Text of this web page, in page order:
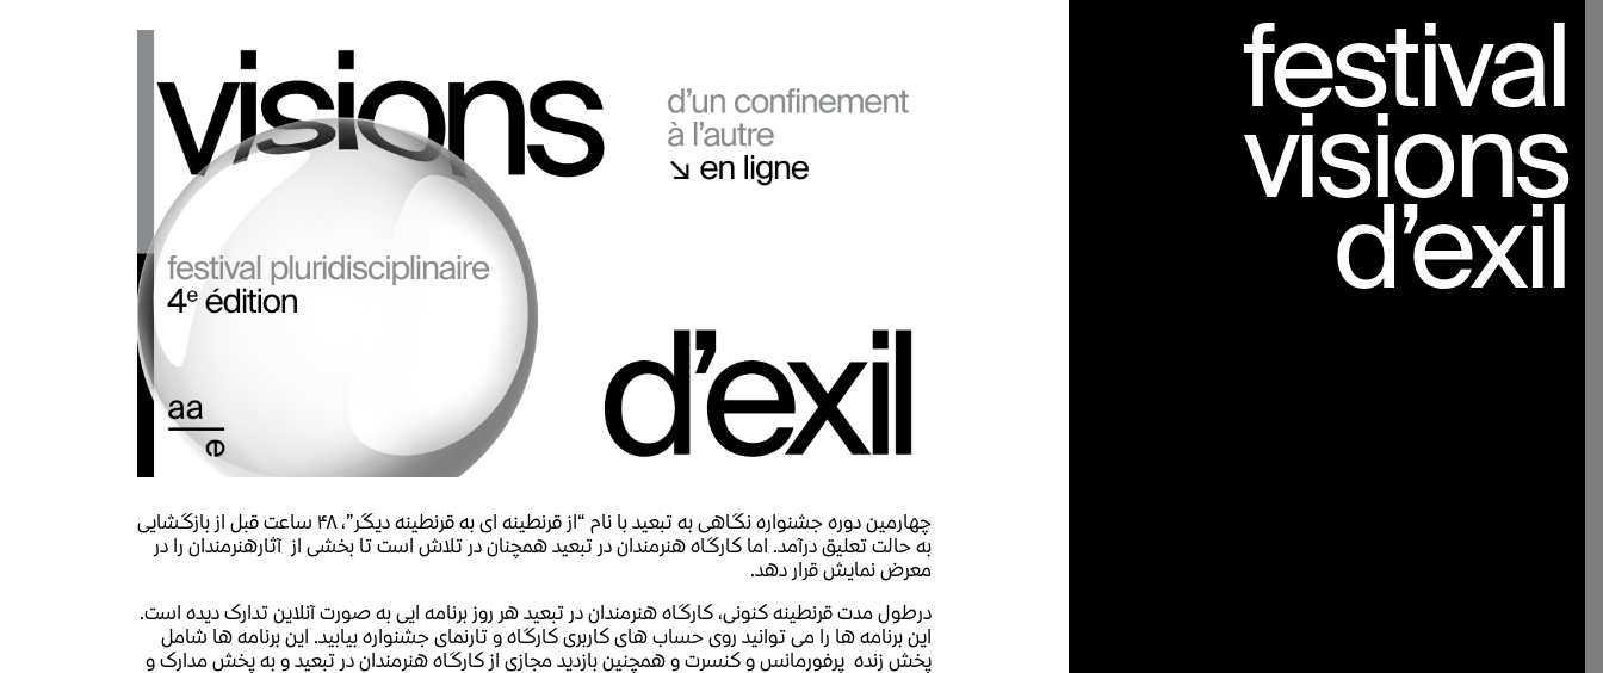
festival
visions
d’exil
چهارمین دوره جشنواره نگاهی به تبعید با نام “از قرنطینه ای به قرنطینه دیگر”، ۴۸ ساعت قبل از بازگشایی
به حالت تعلیق درآمد. اما کارگاه هنرمندان در تبعید همچنان در تلاش است تا بخشی از آثارهنرمندان را در
معرض نمایش قرار دهد.
درطول مدت قرنطینه کنونی، کارگاه هنرمندان در تبعید هر روز برنامه ایی به صورت آنلاین تدارک دیده است.
این برنامه ها را می توانید روی حساب های کاربری کارگاه و تارنمای جشنواره بیابید. این برنامه ها شامل
پخش زنده پرفورمانس و کنسرت و همچنین بازدید مجازی از کارگاه هنرمندان در تبعید و به پخش مدارک و